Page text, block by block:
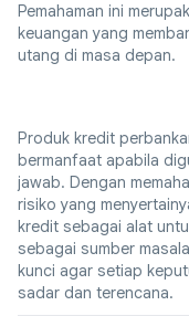
Pemahaman ini
keuangan yang
utang di masa depan.
Produk kredit
bermanfaat apabila
jawab. Dengan
risiko yang
kredit sebagai alat
sebagai sumber
kunci agar setiap
sadar dan terencana.